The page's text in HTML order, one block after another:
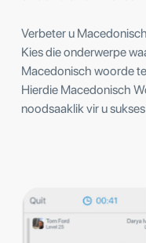
Verbeter u
Kies die onderwerpe
Macedonisch woorde
Hierdie Macedonisch
noodsaaklik vir u